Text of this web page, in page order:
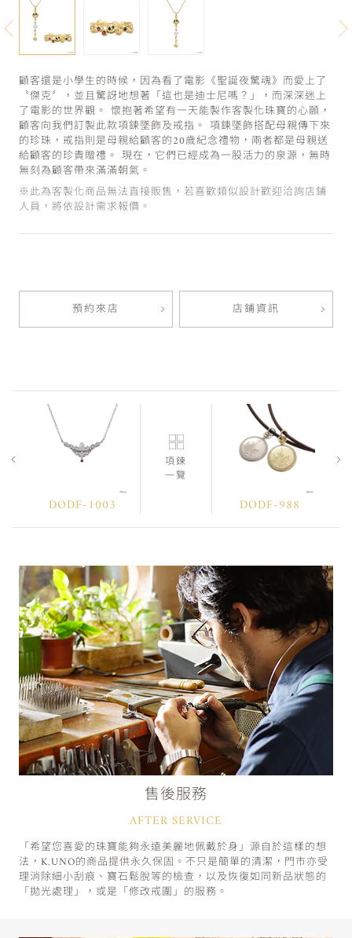
顧客還是小學生的時候，因為看了電影《聖誕夜驚魂》而愛上了
〝傑克〞，並且驚訝地想著「這也是迪士尼嗎？」，而深深迷上
了電影的世界觀。 懷抱著希望有一天能製作客製化珠寶的心願，
顧客向我們訂製此款項鍊墜飾及戒指。 項鍊墜飾搭配母親傳下來
的珍珠，戒指則是母親給顧客的20歲紀念禮物，兩者都是母親送
給顧客的珍貴贈禮。 現在，它們已經成為一股活力的泉源，無時
無刻為顧客帶來滿滿朝氣。
※此為客製化商品無法直接販售，若喜歡類似設計歡迎洽詢店鋪
人員，將依設計需求報價。
預約來店 店鋪資訊
DODF-1003
項鍊
一覽
DODF-988
售後服務
AFTER SERVICE
「希望您喜愛的珠寶能夠永遠美麗地佩戴於身」源自於這樣的想
法，K.UNO的商品提供永久保固。不只是簡單的清潔，門市亦受
理消除細小刮痕、寶石鬆脫等的檢查，以及恢復如同新品狀態的
「拋光處理」，或是「修改戒圍」的服務。